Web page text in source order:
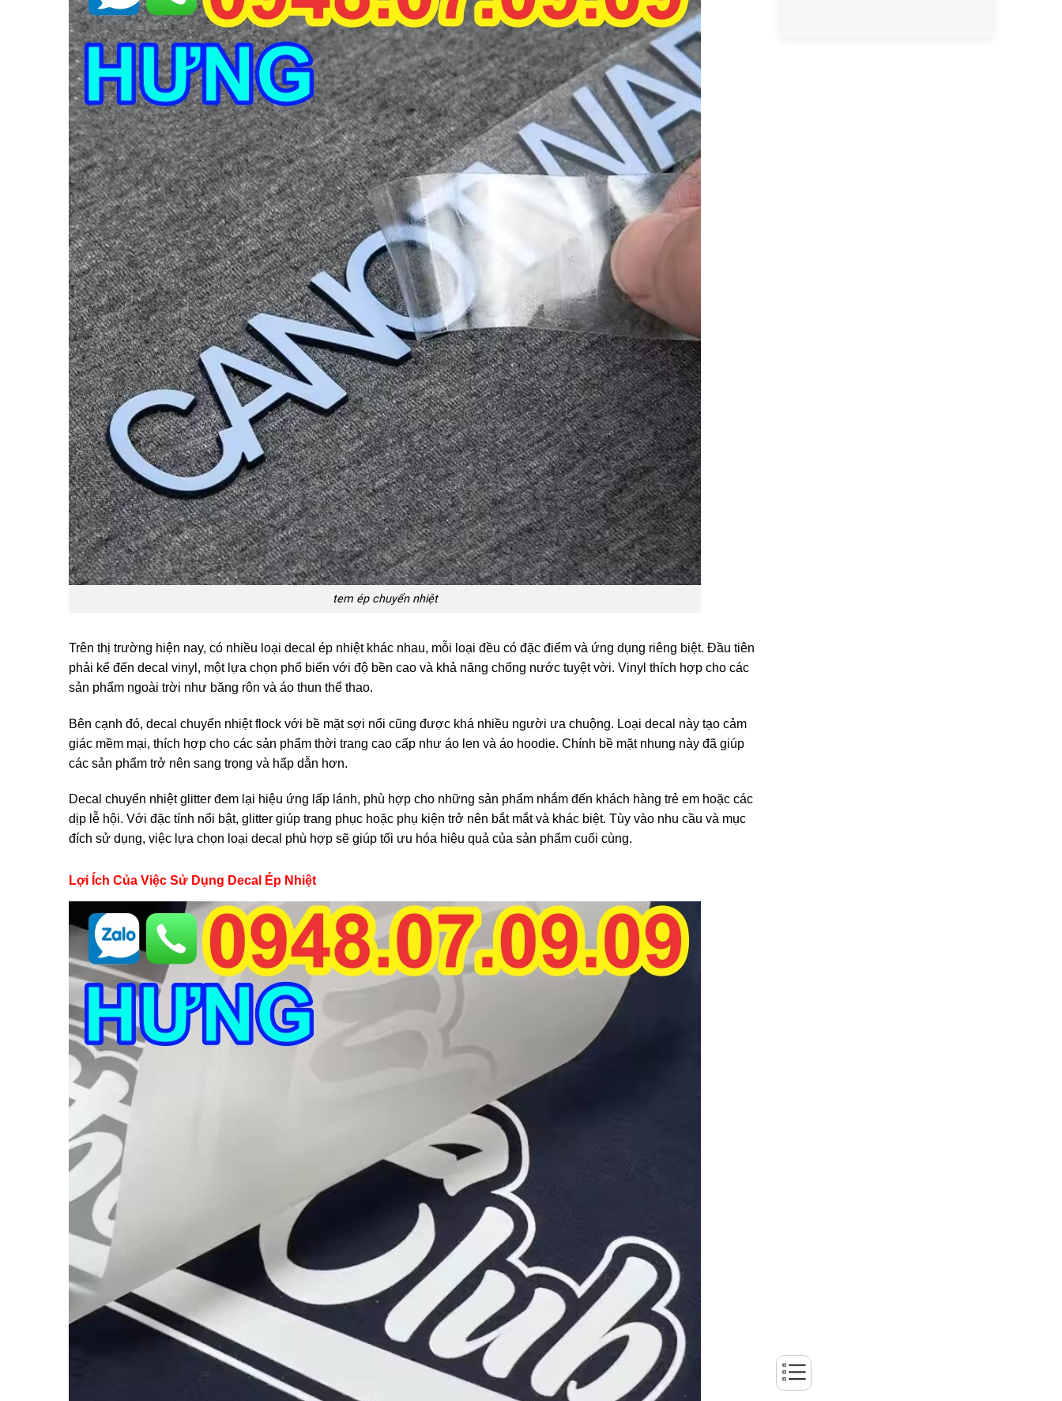
tem ép chuyển nhiệt
Trên thị trường hiện nay, có nhiều loại decal ép nhiệt khác nhau, mỗi loại đều có đặc điểm và ứng dụng riêng biệt. Đầu tiên
phải kể đến decal vinyl, một lựa chọn phổ biến với độ bền cao và khả năng chống nước tuyệt vời. Vinyl thích hợp cho các
sản phẩm ngoài trời như băng rôn và áo thun thể thao.
Bên cạnh đó, decal chuyển nhiệt flock với bề mặt sợi nổi cũng được khá nhiều người ưa chuộng. Loại decal này tạo cảm
giác mềm mại, thích hợp cho các sản phẩm thời trang cao cấp như áo len và áo hoodie. Chính bề mặt nhung này đã giúp
các sản phẩm trở nên sang trọng và hấp dẫn hơn.
Decal chuyển nhiệt glitter đem lại hiệu ứng lấp lánh, phù hợp cho những sản phẩm nhắm đến khách hàng trẻ em hoặc các
dịp lễ hội. Với đặc tính nổi bật, glitter giúp trang phục hoặc phụ kiện trở nên bắt mắt và khác biệt. Tùy vào nhu cầu và mục
đích sử dụng, việc lựa chọn loại decal phù hợp sẽ giúp tối ưu hóa hiệu quả của sản phẩm cuối cùng.
Lợi Ích Của Việc Sử Dụng Decal Ép Nhiệt